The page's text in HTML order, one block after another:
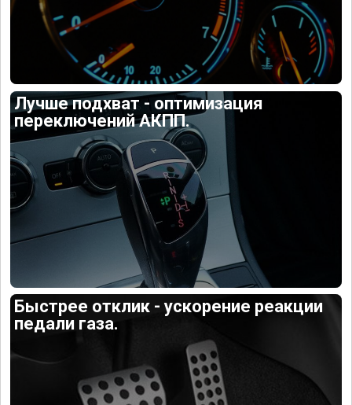
Лучше подхват - оптимизация
переключений АКПП.
Быстрее отклик - ускорение реакции
педали газа.